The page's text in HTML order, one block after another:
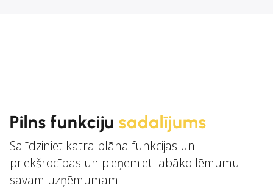
Pilns funkcijusadalījums
Salīdziniet katra plāna funkcijas un
priekšrocības un pieņemiet labāko lēmumu
savam uzņēmumam